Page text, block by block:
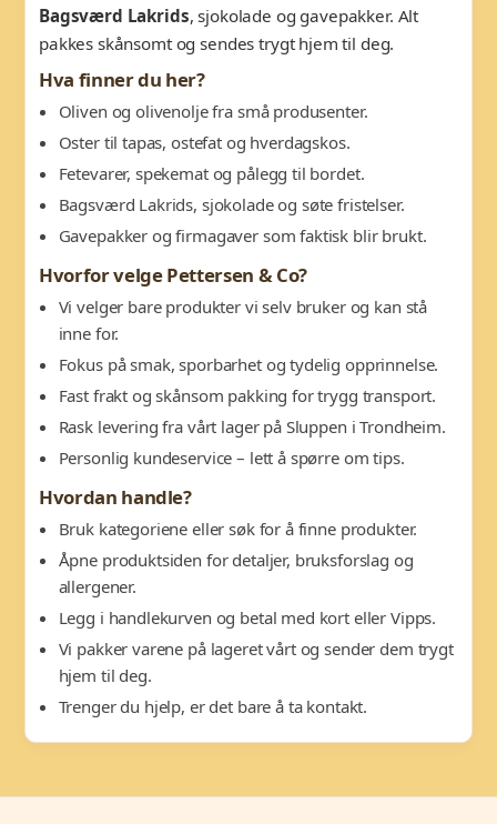
Bagsværd Lakrids, sjokolade og gavepakker. Alt
pakkes skånsomt og sendes trygt hjem til deg.
Hva finner du her?
Oliven og olivenolje fra små produsenter.
Oster til tapas, ostefat og hverdagskos.
Fetevarer, spekemat og pålegg til bordet.
Bagsværd Lakrids, sjokolade og søte fristelser.
Gavepakker og firmagaver som faktisk blir brukt.
Hvorfor velge Pettersen & Co?
Vi velger bare produkter vi selv bruker og kan stå
inne for.
Fokus på smak, sporbarhet og tydelig opprinnelse.
Fast frakt og skånsom pakking for trygg transport.
Rask levering fra vårt lager på Sluppen i Trondheim.
Personlig kundeservice – lett å spørre om tips.
Hvordan handle?
Bruk kategoriene eller søk for å finne produkter.
Åpne produktsiden for detaljer, bruksforslag og
allergener.
Legg i handlekurven og betal med kort eller Vipps.
Vi pakker varene på lageret vårt og sender dem trygt
hjem til deg.
Trenger du hjelp, er det bare å ta kontakt.